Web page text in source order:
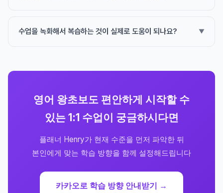
수업을 녹화해서 복습하는 것이 실제로 도움이 되나요?
영어 왕초보도 편안하게 시작할 수
있는 1:1 수업이 궁금하시다면
플래너 Henry가 현재 수준을 먼저 파악한 뒤
본인에게 맞는 학습 방향을 함께 설정해드립니다
카카오로 학습 방향 안내받기 →